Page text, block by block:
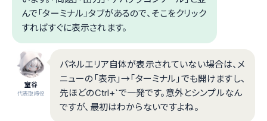
んで「ターミナル」タブがあるので、そこをクリック
すればすぐに表示されます。
室谷
代表取締役
パネルエリア自体が表示されていない場合は、メ
ニューの「表示」→「ターミナル」でも開けますし、
先ほどのCtrl+`で一発です。意外とシンプルなん
ですが、最初はわからないですよね。